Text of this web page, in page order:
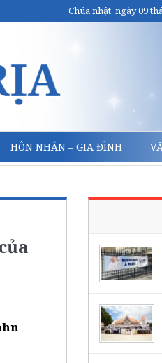
Chúa nhật, ngày 09
HÔN NHÂN – GIA ĐÌNH